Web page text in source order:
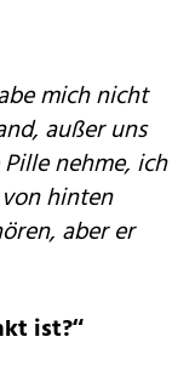
mich nicht
außer uns
nehme, ich
hinten
aber er
ist?“